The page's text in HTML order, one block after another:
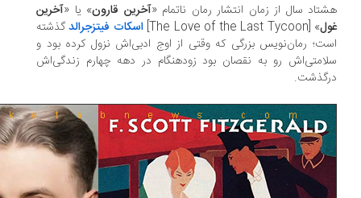
سال از زمان انتشار رمان ناتمام «آخرین قارون » یا «آخرین
اسکات فیتزجرالدگذشته
رمان‌نویس بزرگی که وقتی از اوج ادبی‌اش نزول کرده بود و
رو به نقصان بود زودهنگام در دهه چهارم زندگی‌اش